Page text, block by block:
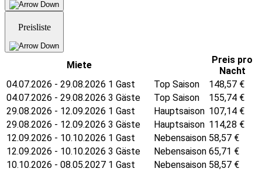
Preisliste
Miete
Preis pro
Nacht
04.07.2026 - 29.08.2026 1 Gast
Top Saison 148,57 €
04.07.2026 - 29.08.2026 3 Gäste
Top Saison 155,74 €
29.08.2026 - 12.09.2026 1 Gast
Hauptsaison 107,14 €
29.08.2026 - 12.09.2026 3 Gäste
Hauptsaison 114,28 €
12.09.2026 - 10.10.2026 1 Gast
Nebensaison 58,57 €
12.09.2026 - 10.10.2026 3 Gäste
Nebensaison 65,71 €
10.10.2026 - 08.05.2027 1 Gast
Nebensaison 58,57 €